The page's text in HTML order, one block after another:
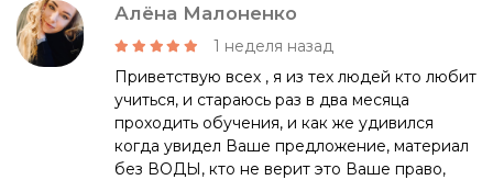
Алёна Малоненко
1 неделя назад
Приветствую всех , я из тех людей кто любит
учиться, и стараюсь раз в два месяца
проходить обучения, и как же удивился
когда увидел Ваше предложение, материал
без ВОДЫ, кто не верит это Ваше право,